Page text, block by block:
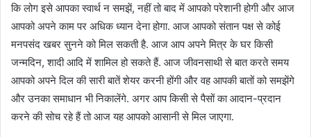
कि लोग इसे आपका स्वार्थ न समझें, नहीं तो बाद में आपको परेशानी होगी और आज
आपको अपने काम पर अधिक ध्यान देना होगा. आज आपको संतान पक्ष से कोई
मनपसंद खबर सुनने को मिल सकती है. आज आप अपने मित्र के घर किसी
जन्मदिन, शादी आदि में शामिल हो सकते हैं. आज जीवनसाथी से बात करते समय
आपको अपने दिल की सारी बातें शेयर करनी होंगी और वह आपकी बातों को समझेंगे
और उनका समाधान भी निकालेंगे. अगर आप किसी से पैसों का आदान-प्रदान
करने की सोच रहे हैं तो आज यह आपको आसानी से मिल जाएगा.